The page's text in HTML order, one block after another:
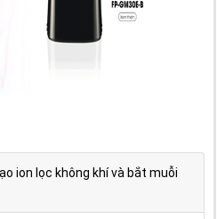
ion lọc không khí và bắt muỗi